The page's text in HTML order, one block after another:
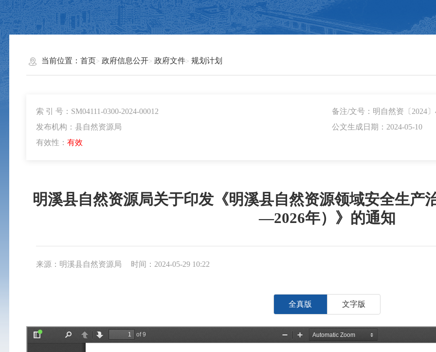
当前位置： 首页 政府信息公开 政府文件 规划计划
索 引 号：SM04111-0300-2024-00012
备注/文号：明自然资〔2024〕
发布机构：县自然资源局
公文生成日期：2024-05-10
有效性： 有效
明溪县自然资源局关于印发《明溪县自然资源领域安全生产
—2026年）》的通知
来源：明溪县自然资源局 时间：2024-05-29 10:22
全真版 文字版